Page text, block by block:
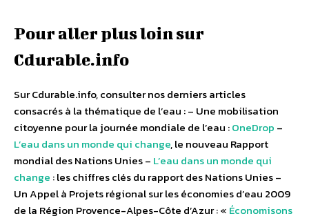
Pour aller plus loin sur
Cdurable.info
Sur Cdurable.info, consulter nos derniers articles
consacrés à la thématique de l’eau : – Une mobilisation
citoyenne pour la journée mondiale de l’eau :OneDrop –
L’eau dans un monde qui change, le nouveau Rapport
mondial des Nations Unies – L’eau dans un monde qui
change : les chiffres clés du rapport des Nations Unies –
Un Appel à Projets régional sur les économies d’eau 2009
de la Région Provence-Alpes-Côte d’Azur : « Économisons